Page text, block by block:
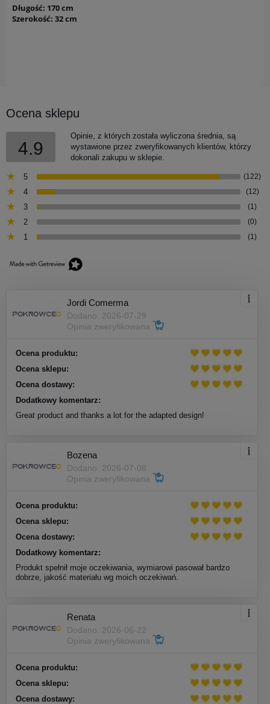
Długość: 170 cm
Szerokość: 32 cm
Ocena sklepu
4.9
Opinie, z których została wyliczona średnia, są
wystawione przez zweryfikowanych klientów, którzy
dokonali zakupu w sklepie.
5 (122)
4 (12)
3 (1)
2 (0)
1 (1)
Jordi Comerma
Dodano: 2026-07-29
Opinia zweryfikowana
Ocena produktu:
Ocena sklepu:
Ocena dostawy:
Dodatkowy komentarz:
Great product and thanks a lot for the adapted design!
Bozena
Dodano: 2026-07-08
Opinia zweryfikowana
Ocena produktu:
Ocena sklepu:
Ocena dostawy:
Dodatkowy komentarz:
Produkt spełnił moje oczekiwania, wymiarowi pasował bardzo
dobrze, jakość materiału wg moich oczekiwań.
Renata
Dodano: 2026-06-22
Opinia zweryfikowana
Ocena produktu:
Ocena sklepu:
Ocena dostawy: